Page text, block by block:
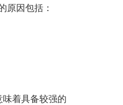
原因包括：
着具备较强的